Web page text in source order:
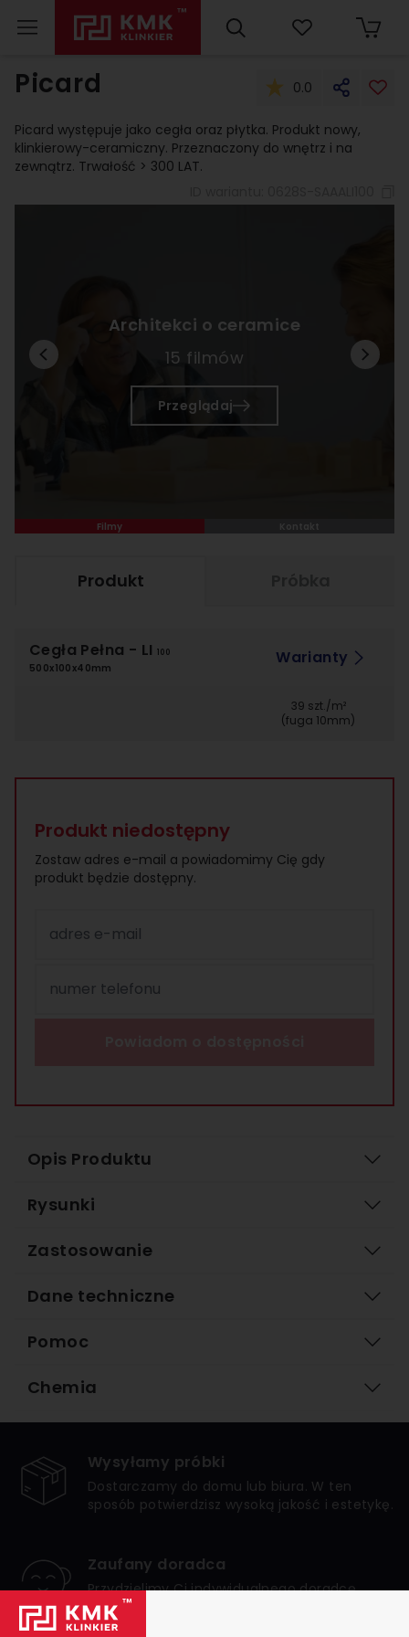
Picard 0.0
Picard występuje jako cegła oraz płytka. Produkt nowy,
klinkierowy-ceramiczny. Przeznaczony do wnętrz i na
zewnątrz. Trwałość > 300 LAT.
Architekci o ceramice
15 filmów
Przeglądaj
Filmy Kontakt
Produkt
Cegła Pełna - LI 100
500x100x40mm
Warianty
39 szt./m²
(fuga 10mm)
Produkt niedostępny
Zostaw adres e-mail a powiadomimy Cię gdy
produkt będzie dostępny.
adres e-mail
numer telefonu
Opis Produktu
Rysunki
Zastosowanie
Dane techniczne
Pomoc
Chemia
Wysyłamy próbki
Dostarczamy do domu lub biura. W ten
sposób potwierdzisz wysoką jakość i estetykę.
Zaufany doradca
Przydzielimy Ci indywidualnego doradcę,
który zagwarantuje bezpieczne i udane
zakupy.